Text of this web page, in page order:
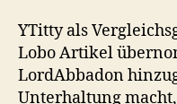
YTitty als
Lobo Artikel
LordAbbadon
Unterhaltung